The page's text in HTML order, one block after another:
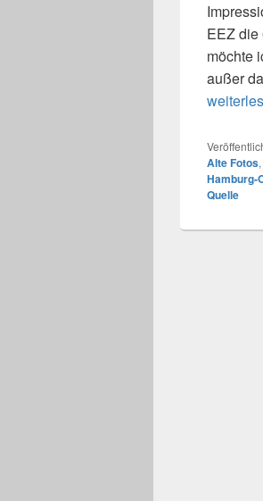
EEZ die
möchte
außer
EEZ
Alte Fotos,
Hamburg-
Quelle